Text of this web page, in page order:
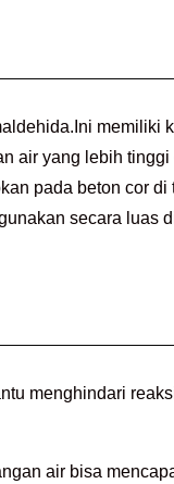
memiliki
air yang lebih
pada beton cor
secara luas
menghindari
air bisa